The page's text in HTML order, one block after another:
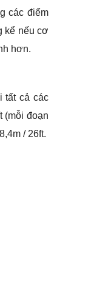
các điểm
kể nếu cơ
hơn.
tất cả các
(mỗi đoạn
/ 26ft.